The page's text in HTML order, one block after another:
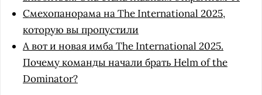
Смехопанорама на The International 2025,
которую вы пропустили
А вот и новая имба The International 2025.
Почему команды начали брать Helm of the
Dominator?